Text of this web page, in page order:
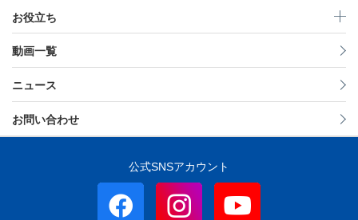
お役立ち
動画一覧
ニュース
お問い合わせ
公式SNSアカウント